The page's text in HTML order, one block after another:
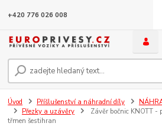
+420 776 026 008
Úvod Příšlušenství a náhradní díly
Přezky a uzávěry
Závěr bočnic KNOTT -
třmen šestihran